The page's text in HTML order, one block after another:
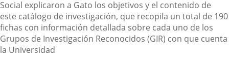
Social explicaron a Gato los objetivos y el contenido de
este catálogo de investigación, que recopila un total de 190
fichas con información detallada sobre cada uno de los
Grupos de Investigación Reconocidos (GIR) con que cuenta
la Universidad